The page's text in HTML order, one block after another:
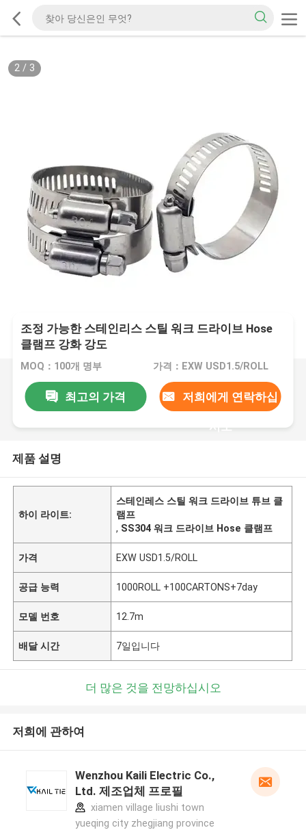
2/ 3
조정 가능한 스테인리스 스틸 워크 드라이브 Hose
클램프 강화 강도
MOQ：100개 명부 가격：EXW USD1.5/ROLL
최고의 가격 저희에게 연락하십
시오
제품 설명
하이 라이트:
스테인레스 스틸 워크 드라이브 튜브 클
램프
, SS304 워크 드라이브 Hose 클램프
가격 EXW USD1.5/ROLL
공급 능력 1000ROLL +100CARTONS+7day
모델 번호 12.7m
배달 시간 7일입니다
더 많은 것을 전망하십시오
저희에 관하여
Wenzhou Kaili Electric Co.,
Ltd. 제조업체 프로필
xiamen village liushi town
yueqing city zhegjiang province